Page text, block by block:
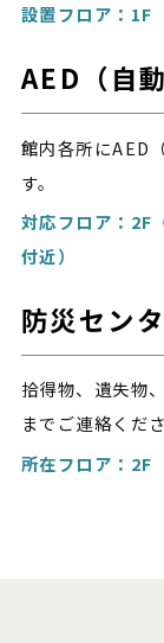
設置フロア：1F
AED（自
館内各所にAED
す。
対応フロア：2F
付近）
防災セン
拾得物、遺失物
までご連絡くださ
所在フロア：2F